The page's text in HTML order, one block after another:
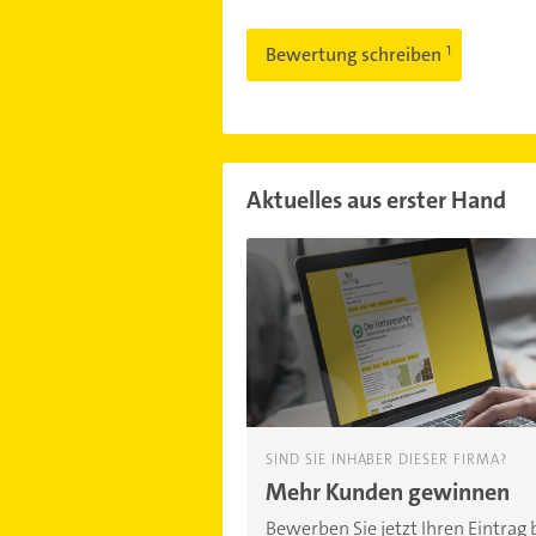
Bewertung schreiben
Aktuelles aus erster Hand
SIND SIE INHABER DIESER FIRMA?
Mehr Kunden gewinnen
Bewerben Sie jetzt Ihren Eintrag